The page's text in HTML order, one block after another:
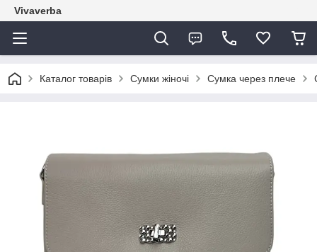
Vivaverba
Каталог товарів Сумки жіночі Сумка через плече